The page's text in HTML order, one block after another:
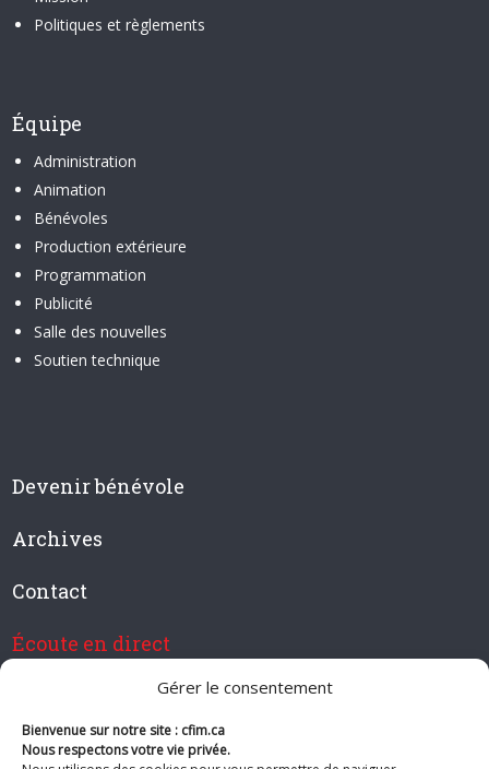
Gérer le consentement
Bienvenue sur notre site : cfim.ca
Nous respectons votre vie privée.
Politiques et règlements
Équipe
Administration
Animation
Bénévoles
Production extérieure
Programmation
Publicité
Salle des nouvelles
Soutien technique
Devenir bénévole
Archives
Contact
Écoute en direct
Devenir membre de CFIM